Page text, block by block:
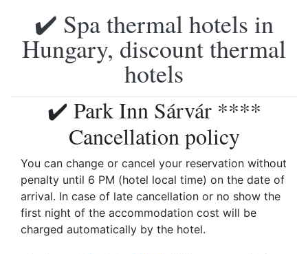
✔️ Spa thermal hotels in
Hungary, discount thermal
hotels
✔️ Park Inn Sárvár ****
Cancellation policy
You can change or cancel your reservation without
penalty until 6 PM (hotel local time) on the date of
arrival. In case of late cancellation or no show the
first night of the accommodation cost will be
charged automatically by the hotel.